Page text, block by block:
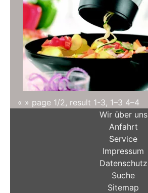
« » page 1/2, result 1-3, 1–3 4–4
Wir über uns
Anfahrt
Service
Impressum
Datenschutz
Suche
Sitemap